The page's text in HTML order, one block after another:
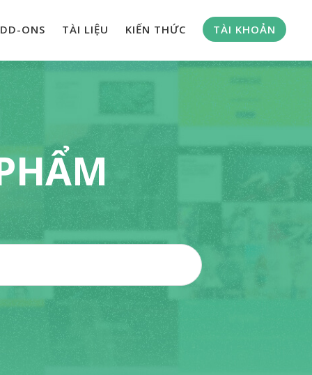
ONS TÀI LIỆU KIẾN THỨC TÀI KHOẢN